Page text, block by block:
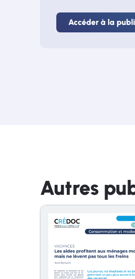
à
Accéder à la
Autres